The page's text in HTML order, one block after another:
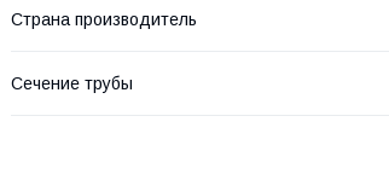
Страна производитель
Сечение трубы